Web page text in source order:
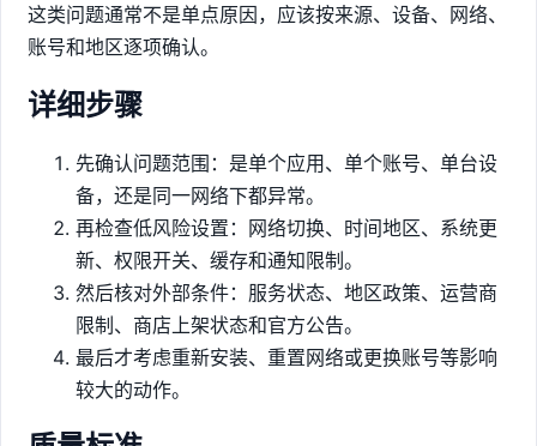
这类问题通常不是单点原因，应该按来源、设备、网络、
账号和地区逐项确认。
详细步骤
先确认问题范围：是单个应用、单个账号、单台设
备，还是同一网络下都异常。
再检查低风险设置：网络切换、时间地区、系统更
新、权限开关、缓存和通知限制。
然后核对外部条件：服务状态、地区政策、运营商
限制、商店上架状态和官方公告。
最后才考虑重新安装、重置网络或更换账号等影响
较大的动作。